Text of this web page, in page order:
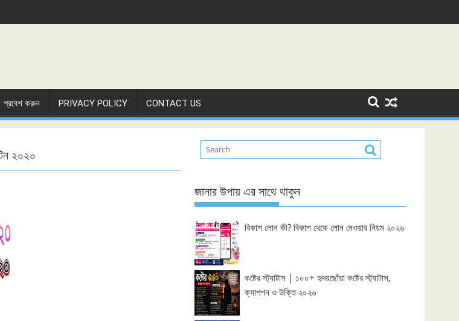
প্রবেশ করুন PRIVACY POLICY CONTACT US
২০২০
জানার উপায় এর সাথে থাকুন
বিকাশ লোন কী? বিকাশ থেকে লোন নেওয়ার নিয়ম ২০২৬
কষ্টের স্ট্যাটাস | ১০০+ হৃদয়ছোঁয়া কষ্টের স্ট্যাটাস,
ক্যাপশন ও উক্তি ২০২৬